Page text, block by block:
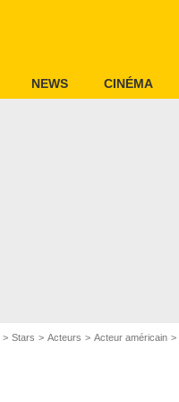
NEWS CINÉMA
Stars Acteurs Acteur américain